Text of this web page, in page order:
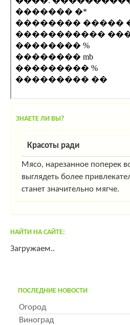
ЗНАЕТЕ ЛИ ВЫ?
Красоты ради
Мясо, нарезанное поперек
выглядеть более
станет значительно мягче.
НАЙТИ НА САЙТЕ:
Загружаем..
ПОСЛЕДНИЕ НОВОСТИ
Огород
Виноград